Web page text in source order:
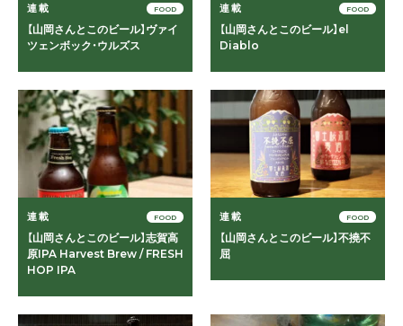
連載 FOOD
【山岡さんとこのビール】ヴァイ
ツェンボック・ウルズス
連載 FOOD
【山岡さんとこのビール】el
Diablo
連載 FOOD
【山岡さんとこのビール】志賀高
原IPA Harvest Brew / FRESH
HOP IPA
連載 FOOD
【山岡さんとこのビール】不撓不
屈